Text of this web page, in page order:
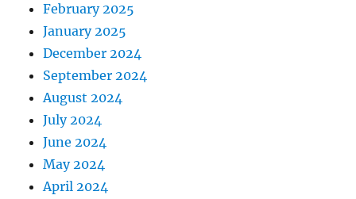
February 2025
January 2025
December 2024
September 2024
August 2024
July 2024
June 2024
May 2024
April 2024